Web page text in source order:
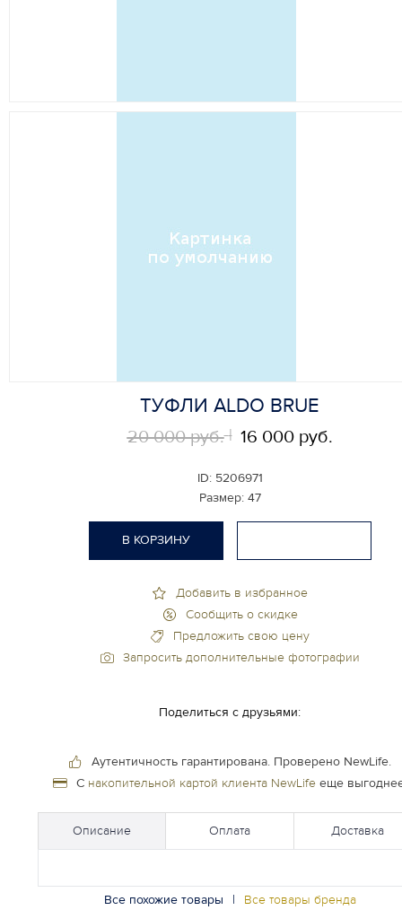
ТУФЛИ ALDO BRUE
ID: 5206971
Размер: 47
20 000 руб. 16 000 руб.
Добавить в избранное
Сообщить о скидке
Предложить свою цену
Запросить дополнительные фотографии
В КОРЗИНУ
Поделиться с друзьями:
Аутентичность гарантирована. Проверено NewLife.
С накопительной картой клиента NewLifeеще
Описание Оплата Доставка
Все похожие товары | Все товары бренда